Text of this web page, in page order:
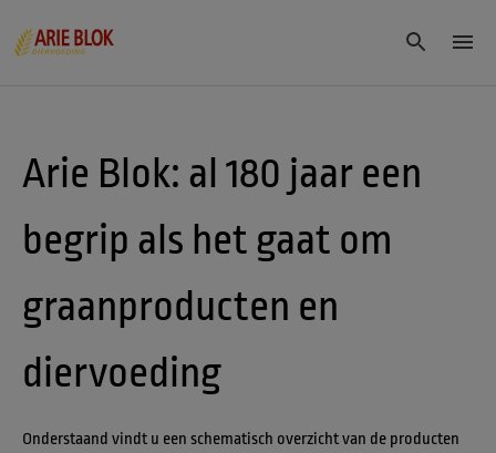
Arie Blok: al 180 jaar een
begrip als het gaat om
graanproducten en
diervoeding
Onderstaand vindt u een schematisch overzicht van de producten